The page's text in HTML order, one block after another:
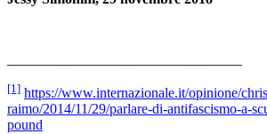
[1] https://www.internazionale.it/opinione/
raimo/2014/11/29/parlare-di-antifascismo-a-
pound